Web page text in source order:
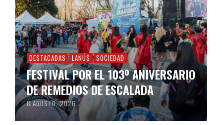
DESTACADAS LANÚS SOCIEDAD
FESTIVAL POR EL 103º ANIVERSARIO
DE REMEDIOS DE ESCALADA
8 AGOSTO, 2026